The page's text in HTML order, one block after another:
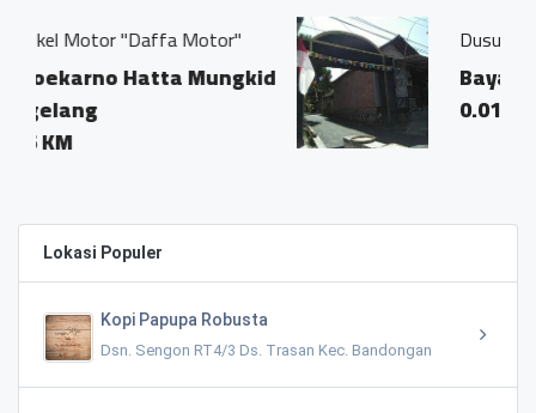
Motor"
Mungkid
Dusun Bayanan Kulon
Bayanan Kulon
0.01 KM
Lokasi Populer
Kopi Papupa Robusta
Dsn. Sengon RT4/3 Ds. Trasan Kec. Bandongan